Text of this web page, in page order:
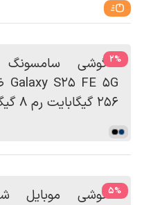
%
2
%
5